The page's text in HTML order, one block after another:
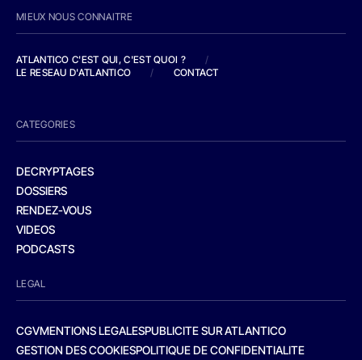
MIEUX NOUS CONNAITRE
ATLANTICO C'EST QUI, C'EST QUOI ?
/
LE RESEAU D'ATLANTICO
/ CONTACT
CATEGORIES
DECRYPTAGES
DOSSIERS
RENDEZ-VOUS
VIDEOS
PODCASTS
LEGAL
CGVMENTIONS LEGALESPUBLICITE SUR ATLANTICO
GESTION DES COOKIESPOLITIQUE DE CONFIDENTIALITE